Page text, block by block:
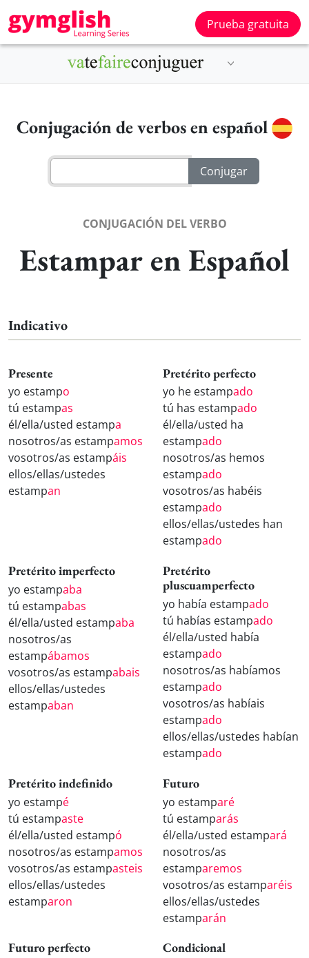
Prueba gratuita
Conjugación de verbos en español
CONJUGACIÓN DEL VERBO
Estampar en Español
Indicativo
Presente
yo estampo
tú estampas
él/ella/usted estampa
nosotros/as estampamos
vosotros/as estampáis
ellos/ellas/ustedes
estampan
Pretérito perfecto
yo he estampado
tú has estampado
él/ella/usted ha
estampado
nosotros/as hemos
estampado
vosotros/as habéis
estampado
ellos/ellas/ustedes han
estampado
Pretérito imperfecto
yo estampaba
tú estampabas
él/ella/usted estampaba
nosotros/as
estampábamos
vosotros/as estampabais
ellos/ellas/ustedes
estampaban
Pretérito
pluscuamperfecto
yo había estampado
tú habías estampado
él/ella/usted había
estampado
nosotros/as habíamos
estampado
vosotros/as habíais
estampado
ellos/ellas/ustedes habían
estampado
Pretérito indefinido
yo estampé
tú estampaste
él/ella/usted estampó
nosotros/as estampamos
vosotros/as estampasteis
ellos/ellas/ustedes
estamparon
Futuro
yo estamparé
tú estamparás
él/ella/usted estampará
nosotros/as
estamparemos
vosotros/as estamparéis
ellos/ellas/ustedes
estamparán
Futuro perfecto Condicional